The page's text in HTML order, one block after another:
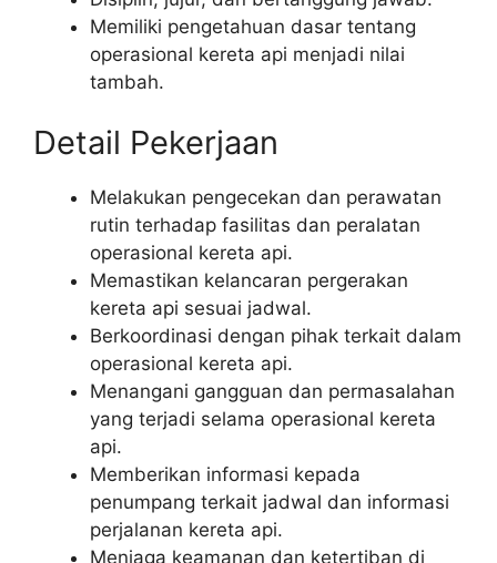
Memiliki pengetahuan dasar tentang
operasional kereta api menjadi nilai
tambah.
Detail Pekerjaan
Melakukan pengecekan dan perawatan
rutin terhadap fasilitas dan peralatan
operasional kereta api.
Memastikan kelancaran pergerakan
kereta api sesuai jadwal.
Berkoordinasi dengan pihak terkait dalam
operasional kereta api.
Menangani gangguan dan permasalahan
yang terjadi selama operasional kereta
api.
Memberikan informasi kepada
penumpang terkait jadwal dan informasi
perjalanan kereta api.
Menjaga keamanan dan ketertiban di